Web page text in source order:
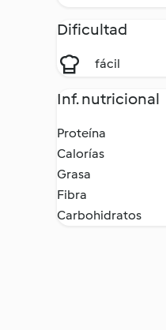
Dificultad
fácil
Inf. nutricional
Proteína
Calorías
Grasa
Fibra
Carbohidratos